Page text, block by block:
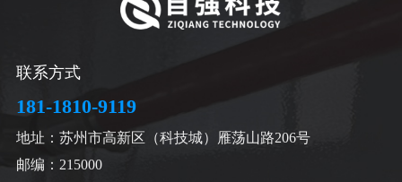
联系方式
181-1810-9119
地址：苏州市高新区（科技城）雁荡山路206号
邮编：215000